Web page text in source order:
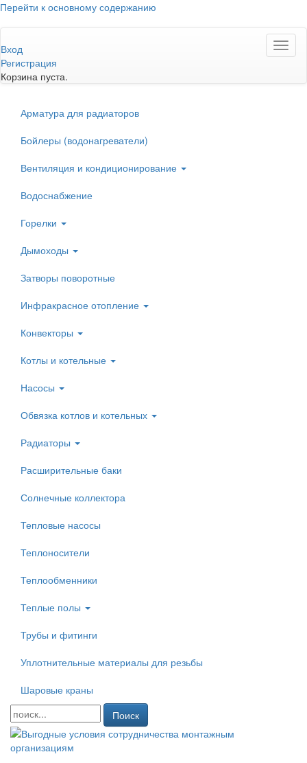
Перейти к основному содержанию
Вход
Регистрация
Корзина пуста.
Арматура для радиаторов
Бойлеры (водонагреватели)
Вентиляция и кондиционирование
Водоснабжение
Горелки
Дымоходы
Затворы поворотные
Инфракрасное отопление
Конвекторы
Котлы и котельные
Насосы
Обвязка котлов и котельных
Радиаторы
Расширительные баки
Солнечные коллектора
Тепловые насосы
Теплоносители
Теплообменники
Теплые полы
Трубы и фитинги
Уплотнительные материалы для резьбы
Шаровые краны
Поиск